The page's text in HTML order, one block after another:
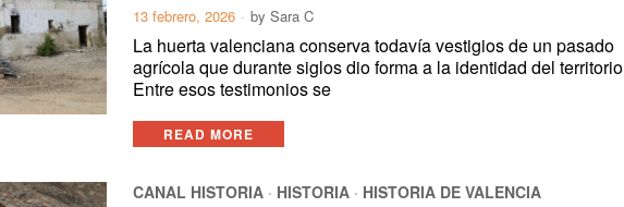
13 febrero, 2026 bySara C
La huerta valenciana conserva todavía vestigios de un pasado
agrícola que durante siglos dio forma a la identidad del
Entre esos testimonios se
READ MORE
CANAL HISTORIA · HISTORIA · HISTORIA DE VALENCIA